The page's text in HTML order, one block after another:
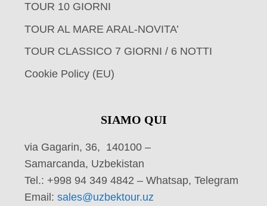
TOUR 10 GIORNI
TOUR AL MARE ARAL-NOVITA’
TOUR CLASSICO 7 GIORNI / 6 NOTTI
Cookie Policy (EU)
SIAMO QUI
via Gagarin, 36, 140100 –
Samarcanda, Uzbekistan
Tel.: +998 94 349 4842 – Whatsap, Telegram
Email: sales@uzbektour.uz